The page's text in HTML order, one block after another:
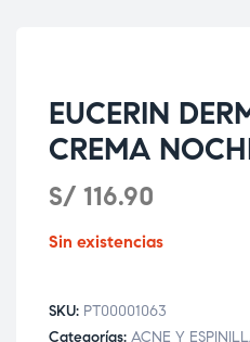
EUCERIN
CREMA
S/ 116.90
Sin existencias
SKU: PT00001063
Categorías: ACNE Y